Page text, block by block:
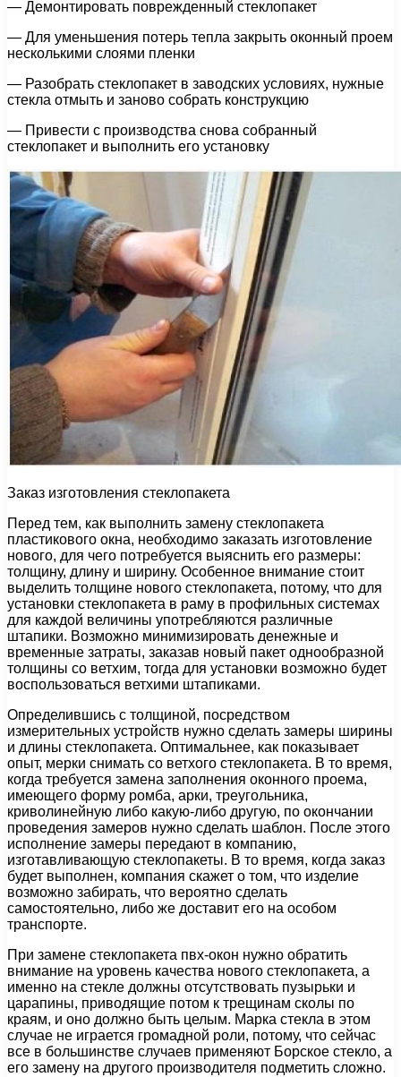
— Демонтировать поврежденный стеклопакет
— Для уменьшения потерь тепла закрыть оконный проем
несколькими слоями пленки
— Разобрать стеклопакет в заводских условиях, нужные
стекла отмыть и заново собрать конструкцию
— Привести с производства снова собранный
стеклопакет и выполнить его установку
Заказ изготовления стеклопакета
Перед тем, как выполнить замену стеклопакета
пластикового окна, необходимо заказать изготовление
нового, для чего потребуется выяснить его размеры:
толщину, длину и ширину. Особенное внимание стоит
выделить толщине нового стеклопакета, потому, что для
установки стеклопакета в раму в профильных системах
для каждой величины употребляются различные
штапики. Возможно минимизировать денежные и
временные затраты, заказав новый пакет однообразной
толщины со ветхим, тогда для установки возможно будет
воспользоваться ветхими штапиками.
Определившись с толщиной, посредством
измерительных устройств нужно сделать замеры ширины
и длины стеклопакета. Оптимальнее, как показывает
опыт, мерки снимать со ветхого стеклопакета. В то время,
когда требуется замена заполнения оконного проема,
имеющего форму ромба, арки, треугольника,
криволинейную либо какую-либо другую, по окончании
проведения замеров нужно сделать шаблон. После этого
исполнение замеры передают в компанию,
изготавливающую стеклопакеты. В то время, когда заказ
будет выполнен, компания скажет о том, что изделие
возможно забирать, что вероятно сделать
самостоятельно, либо же доставит его на особом
транспорте.
При замене стеклопакета пвх-окон нужно обратить
внимание на уровень качества нового стеклопакета, а
именно на стекле должны отсутствовать пузырьки и
царапины, приводящие потом к трещинам сколы по
краям, и оно должно быть целым. Марка стекла в этом
случае не играется громадной роли, потому, что сейчас
все в большинстве случаев применяют Борское стекло, а
его замену на другого производителя подметить сложно.